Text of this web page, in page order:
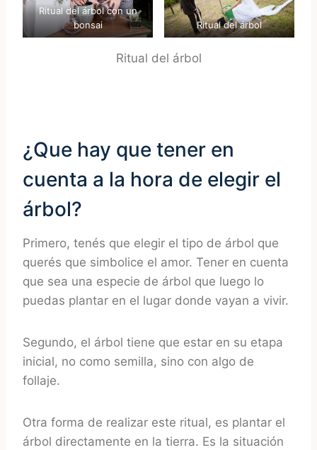
Ritual del árbol con un
bonsai
Ritual del árbol
Ritual del árbol
¿Que hay que tener en
cuenta a la hora de elegir el
árbol?
Primero, tenés que elegir el tipo de árbol que
querés que simbolice el amor. Tener en cuenta
que sea una especie de árbol que luego lo
puedas plantar en el lugar donde vayan a vivir.
Segundo, el árbol tiene que estar en su etapa
inicial, no como semilla, sino con algo de
follaje.
Otra forma de realizar este ritual, es plantar el
árbol directamente en la tierra. Es la situación